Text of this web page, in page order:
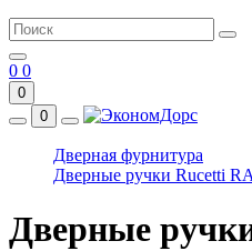
0 0
0
0
Дверная фурнитура
Дверные ручки Rucetti
Дверные